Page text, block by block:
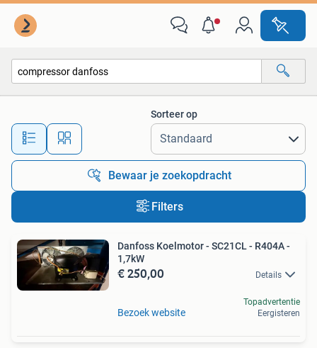
Alle afstanden…
Sorteer op
Bewaar je zoekopdracht
Filters
Danfoss Koelmotor - SC21CL - R404A -
1,7kW
€ 250,00 Details
Bezoek website
Topadvertentie
Eergisteren